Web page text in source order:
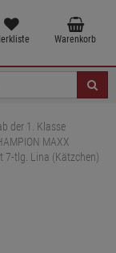
Warenkorb
der 1. Klasse
MAXX
7-tlg. Lina (Kätzchen)